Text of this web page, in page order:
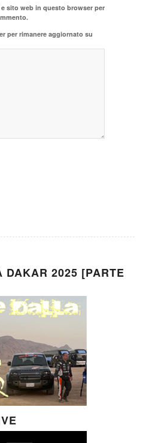
sito web in questo browser per
per rimanere aggiornato su
DAKAR 2025 [PARTE